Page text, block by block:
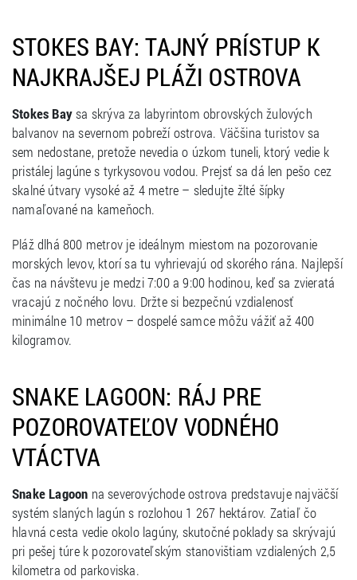
STOKES BAY: TAJNÝ PRÍSTUP K
NAJKRAJŠEJ PLÁŽI OSTROVA
Stokes Baysa skrýva za labyrintom obrovských žulových
balvanov na severnom pobreží ostrova. Väčšina turistov sa
sem nedostane, pretože nevedia o úzkom tuneli, ktorý vedie k
pristálej lagúne s tyrkysovou vodou. Prejsť sa dá len pešo cez
skalné útvary vysoké až 4 metre – sledujte žlté šípky
namaľované na kameňoch.
Pláž dlhá 800 metrov je ideálnym miestom na pozorovanie
morských levov, ktorí sa tu vyhrievajú od skorého rána. Najlepší
čas na návštevu je medzi 7:00 a 9:00 hodinou, keď sa zvieratá
vracajú z nočného lovu. Držte si bezpečnú vzdialenosť
minimálne 10 metrov – dospelé samce môžu vážiť až 400
kilogramov.
SNAKE LAGOON: RÁJ PRE
POZOROVATEĽOV VODNÉHO
VTÁCTVA
Snake Lagoon na severovýchode ostrova predstavuje najväčší
systém slaných lagún s rozlohou 1 267 hektárov. Zatiaľ čo
hlavná cesta vedie okolo lagúny, skutočné poklady sa skrývajú
pri pešej túre k pozorovateľským stanovištiam vzdialených 2,5
kilometra od parkoviska.